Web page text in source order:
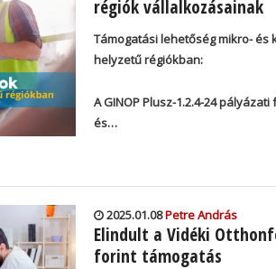
régiók vállalkozásainak
Támogatási lehetőség mikro-
helyzetű régiókban:
A GINOP Plusz-1.2.4-24
és…
2025.01.08Petre András
Elindult a Vidéki
forint támogatás